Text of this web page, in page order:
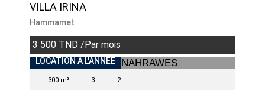
VILLA IRINA
Hammamet
3 500 TND /Par mois
INDISPONIBLE
LOCATION À L'ANNÉE
300 m² 3 2